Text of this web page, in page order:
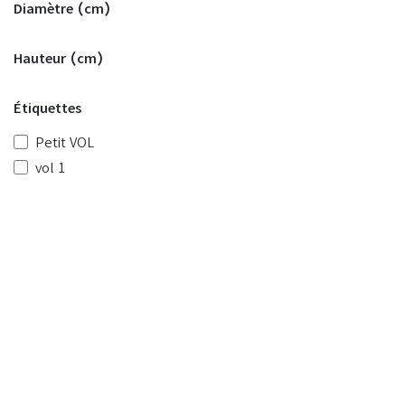
tecko
Bam
Eko
Big
Déco
Diamètre (cm)
Hauteur (cm)
Étiquettes
Petit VOL
vol 1